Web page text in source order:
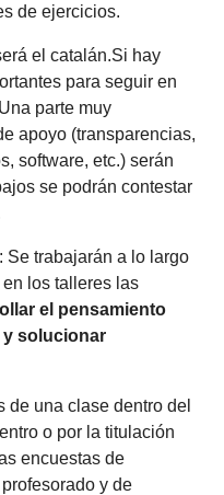
de ejercicios.
el catalán.Si hay
para seguir en
parte muy
apoyo (transparencias,
software, etc.) serán
se podrán contestar
: Se trabajarán a lo largo
los talleres las
el pensamiento
y solucionar
de una clase dentro del
o por la titulación
encuestas de
y de